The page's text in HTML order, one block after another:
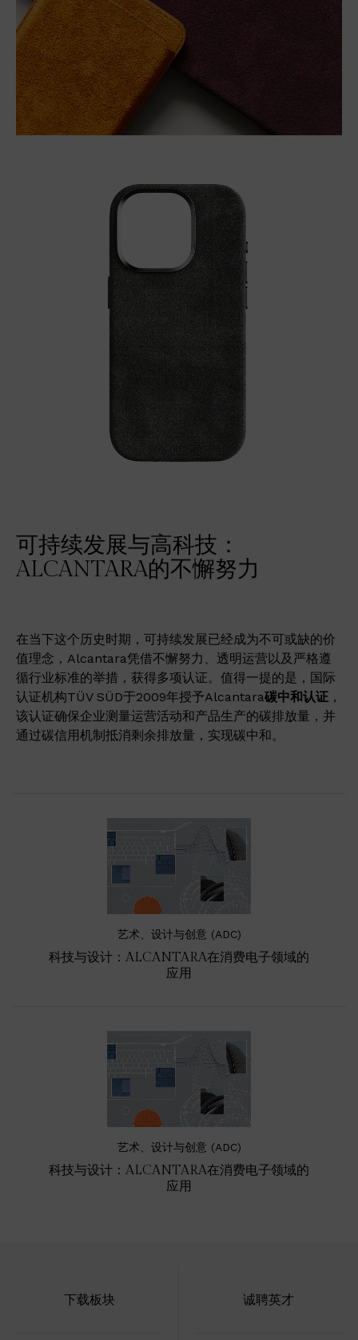
可持续发展与高科技：
ALCANTARA的不懈努力
在当下这个历史时期，可持续发展已经成为不可或缺的价
值理念，Alcantara凭借不懈努力、透明运营以及严格遵
循行业标准的举措，获得多项认证。值得一提的是，国际
认证机构TÜV SÜD于2009年授予Alcantara碳中和认证 ，
该认证确保企业测量运营活动和产品生产的碳排放量，并
通过碳信用机制抵消剩余排放量，实现碳中和。
艺术、设计与创意 (ADC)
科技与设计：ALCANTARA在消费电子领域的
应用
艺术、设计与创意 (ADC)
科技与设计：ALCANTARA在消费电子领域的
应用
下载板块 诚聘英才